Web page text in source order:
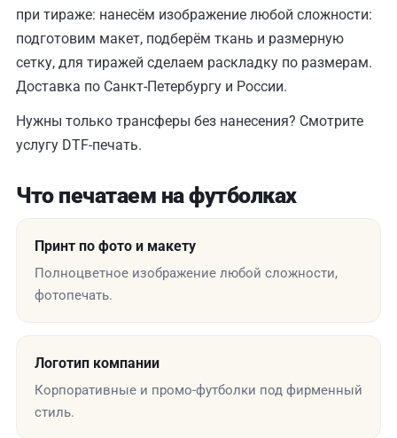
при тираже: нанесём изображение любой сложности:
подготовим макет, подберём ткань и размерную
сетку, для тиражей сделаем раскладку по размерам.
Доставка по Санкт-Петербургу и России.
Нужны только трансферы без нанесения? Смотрите
услугу DTF-печать.
Что печатаем на футболках
Принт по фото и макету
Полноцветное изображение любой сложности,
фотопечать.
Логотип компании
Корпоративные и промо-футболки под фирменный
стиль.